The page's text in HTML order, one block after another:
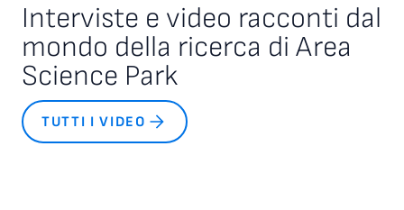
Interviste e video racconti dal
mondo della ricerca di Area
Science Park
TUTTI I VIDEO